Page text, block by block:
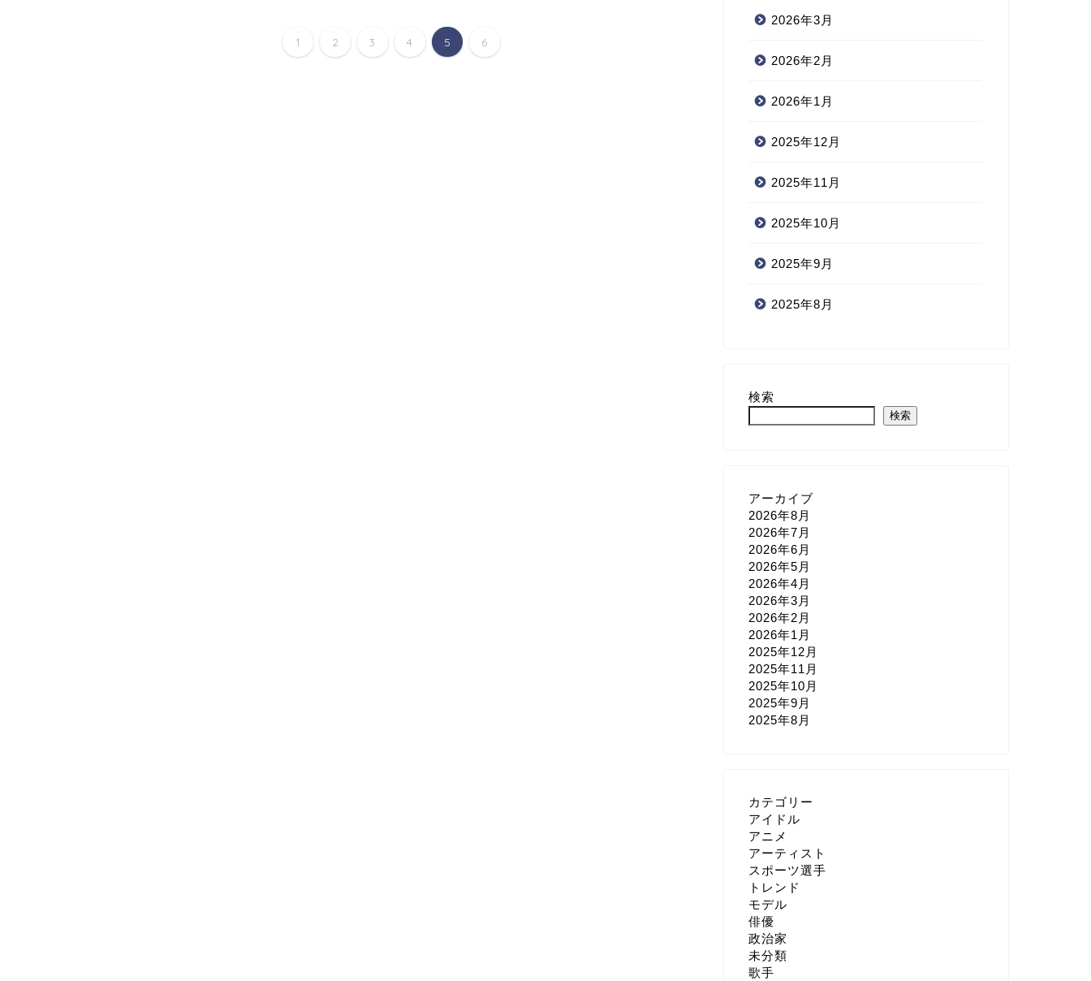
1 2 3 4 5 6
2026年3月
2026年2月
2026年1月
2025年12月
2025年11月
2025年10月
2025年9月
2025年8月
検索
検索
アーカイブ
2026年8月
2026年7月
2026年6月
2026年5月
2026年4月
2026年3月
2026年2月
2026年1月
2025年12月
2025年11月
2025年10月
2025年9月
2025年8月
カテゴリー
アイドル
アニメ
アーティスト
スポーツ選手
トレンド
モデル
俳優
政治家
未分類
歌手